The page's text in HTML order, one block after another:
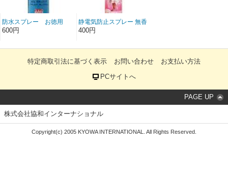
防水スプレー お徳用
600円
静電気防止スプレー 無香
料
400円
特定商取引法に基づく表示 お問い合わせ
お支払い方法
PCサイトへ
PAGE UP
株式会社協和インターナショナル
Copyright(c) 2005 KYOWA INTERNATIONAL. All Rights Reserved.